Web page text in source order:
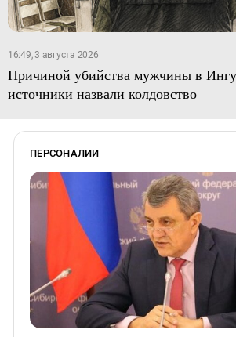
16:49, 3 августа 2026
Причиной убийства мужчины в
источники назвали колдовство
ПЕРСОНАЛИИ